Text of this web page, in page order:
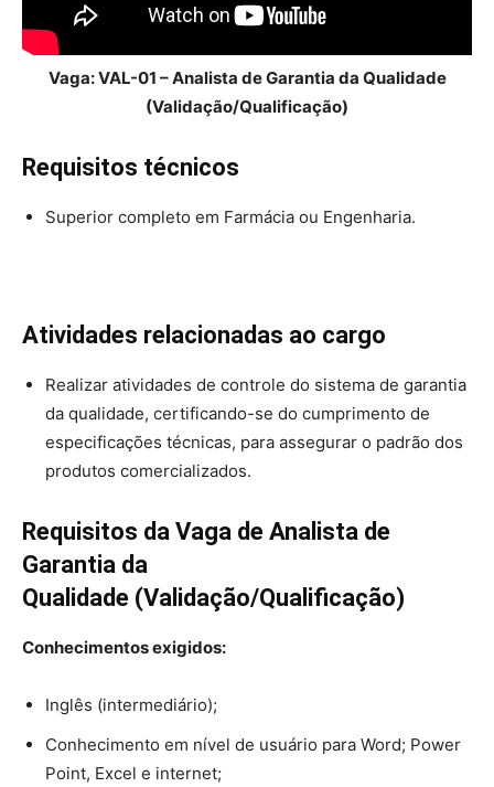
Vaga: VAL-01 – Analista de Garantia da Qualidade
(Validação/Qualificação)
Requisitos técnicos
Superior completo em Farmácia ou Engenharia.
Atividades relacionadas ao cargo
Realizar atividades de controle do sistema de garantia
da qualidade, certificando-se do cumprimento de
especificações técnicas, para assegurar o padrão dos
produtos comercializados.
Requisitos da Vaga de Analista de
Garantia da
Qualidade (Validação/Qualificação)
Conhecimentos exigidos:
Inglês (intermediário);
Conhecimento em nível de usuário para Word; Power
Point, Excel e internet;